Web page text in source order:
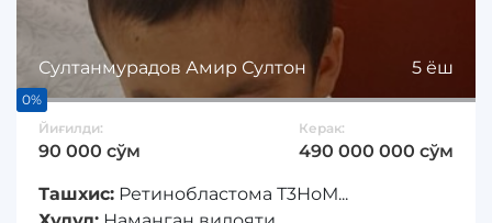
Султанмурадов Амир Султон 5 ёш
0%
Йиғилди:
90 000 сўм
Керак:
490 000 000 сўм
Ташхис: Ретинобластома Т3НоМ...